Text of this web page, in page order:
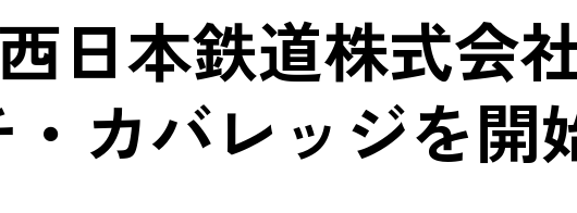
日本鉄道株式会
・カバレッジを開